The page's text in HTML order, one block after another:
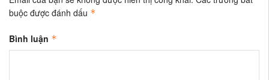
buộc được đánh dấu *
Bình luận *